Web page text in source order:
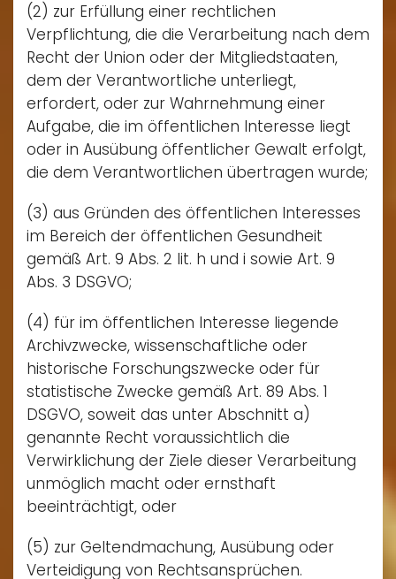
(2) zur Erfüllung einer rechtlichen
Verpflichtung, die die Verarbeitung nach dem
Recht der Union oder der Mitgliedstaaten,
dem der Verantwortliche unterliegt,
erfordert, oder zur Wahrnehmung einer
Aufgabe, die im öffentlichen Interesse liegt
oder in Ausübung öffentlicher Gewalt erfolgt,
die dem Verantwortlichen übertragen wurde;
(3) aus Gründen des öffentlichen Interesses
im Bereich der öffentlichen Gesundheit
gemäß Art. 9 Abs. 2 lit. h und i sowie Art. 9
Abs. 3 DSGVO;
(4) für im öffentlichen Interesse liegende
Archivzwecke, wissenschaftliche oder
historische Forschungszwecke oder für
statistische Zwecke gemäß Art. 89 Abs. 1
DSGVO, soweit das unter Abschnitt a)
genannte Recht voraussichtlich die
Verwirklichung der Ziele dieser Verarbeitung
unmöglich macht oder ernsthaft
beeinträchtigt, oder
(5) zur Geltendmachung, Ausübung oder
Verteidigung von Rechtsansprüchen.